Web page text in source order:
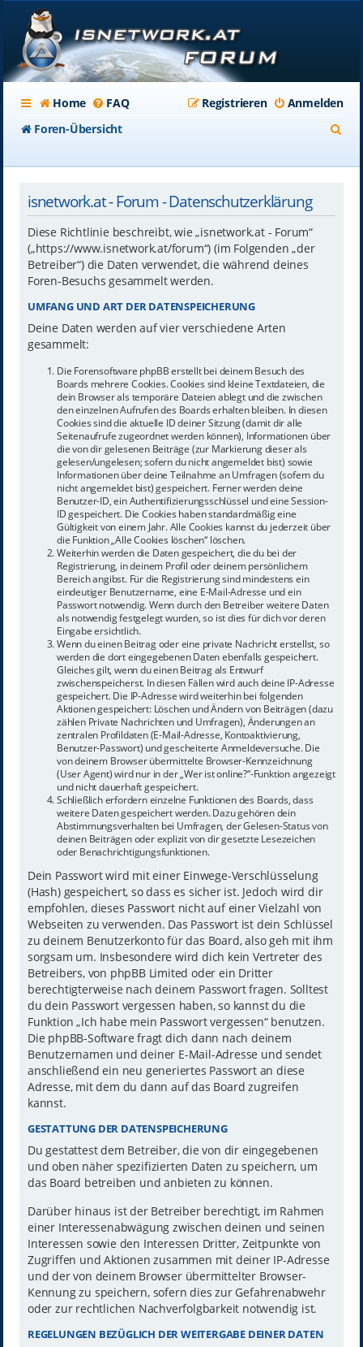
Home FAQ Anmelden
Registrieren
Foren-Übersicht
isnetwork.at - Forum - Datenschutzerklärung
Diese Richtlinie beschreibt, wie „isnetwork.at - Forum“
(„https://www.isnetwork.at/forum“) (im Folgenden „der
Betreiber“) die Daten verwendet, die während deines
Foren-Besuchs gesammelt werden.
UMFANG UND ART DER DATENSPEICHERUNG
Deine Daten werden auf vier verschiedene Arten
gesammelt:
Die Forensoftware phpBB erstellt bei deinem Besuch des
Boards mehrere Cookies. Cookies sind kleine Textdateien, die
dein Browser als temporäre Dateien ablegt und die zwischen
den einzelnen Aufrufen des Boards erhalten bleiben. In diesen
Cookies sind die aktuelle ID deiner Sitzung (damit dir alle
Seitenaufrufe zugeordnet werden können), Informationen über
die von dir gelesenen Beiträge (zur Markierung dieser als
gelesen/ungelesen; sofern du nicht angemeldet bist) sowie
Informationen über deine Teilnahme an Umfragen (sofern du
nicht angemeldet bist) gespeichert. Ferner werden deine
Benutzer-ID, ein Authentifizierungsschlüssel und eine Session-
ID gespeichert. Die Cookies haben standardmäßig eine
Gültigkeit von einem Jahr. Alle Cookies kannst du jederzeit über
die Funktion „Alle Cookies löschen“ löschen.
Weiterhin werden die Daten gespeichert, die du bei der
Registrierung, in deinem Profil oder deinem persönlichem
Bereich angibst. Für die Registrierung sind mindestens ein
eindeutiger Benutzername, eine E-Mail-Adresse und ein
Passwort notwendig. Wenn durch den Betreiber weitere Daten
als notwendig festgelegt wurden, so ist dies für dich vor deren
Eingabe ersichtlich.
Wenn du einen Beitrag oder eine private Nachricht erstellst, so
werden die dort eingegebenen Daten ebenfalls gespeichert.
Gleiches gilt, wenn du einen Beitrag als Entwurf
zwischenspeicherst. In diesen Fällen wird auch deine IP-Adresse
gespeichert. Die IP-Adresse wird weiterhin bei folgenden
Aktionen gespeichert: Löschen und Ändern von Beiträgen (dazu
zählen Private Nachrichten und Umfragen), Änderungen an
zentralen Profildaten (E-Mail-Adresse, Kontoaktivierung,
Benutzer-Passwort) und gescheiterte Anmeldeversuche. Die
von deinem Browser übermittelte Browser-Kennzeichnung
(User Agent) wird nur in der „Wer ist online?“-Funktion angezeigt
und nicht dauerhaft gespeichert.
Schließlich erfordern einzelne Funktionen des Boards, dass
weitere Daten gespeichert werden. Dazu gehören dein
Abstimmungsverhalten bei Umfragen, der Gelesen-Status von
deinen Beiträgen oder explizit von dir gesetzte Lesezeichen
oder Benachrichtigungsfunktionen.
Dein Passwort wird mit einer Einwege-Verschlüsselung
(Hash) gespeichert, so dass es sicher ist. Jedoch wird dir
empfohlen, dieses Passwort nicht auf einer Vielzahl von
Webseiten zu verwenden. Das Passwort ist dein Schlüssel
zu deinem Benutzerkonto für das Board, also geh mit ihm
sorgsam um. Insbesondere wird dich kein Vertreter des
Betreibers, von phpBB Limited oder ein Dritter
berechtigterweise nach deinem Passwort fragen. Solltest
du dein Passwort vergessen haben, so kannst du die
Funktion „Ich habe mein Passwort vergessen“ benutzen.
Die phpBB-Software fragt dich dann nach deinem
Benutzernamen und deiner E-Mail-Adresse und sendet
anschließend ein neu generiertes Passwort an diese
Adresse, mit dem du dann auf das Board zugreifen
kannst.
GESTATTUNG DER DATENSPEICHERUNG
Du gestattest dem Betreiber, die von dir eingegebenen
und oben näher spezifizierten Daten zu speichern, um
das Board betreiben und anbieten zu können.
Darüber hinaus ist der Betreiber berechtigt, im Rahmen
einer Interessenabwägung zwischen deinen und seinen
Interessen sowie den Interessen Dritter, Zeitpunkte von
Zugriffen und Aktionen zusammen mit deiner IP-Adresse
und der von deinem Browser übermittelter Browser-
Kennung zu speichern, sofern dies zur Gefahrenabwehr
oder zur rechtlichen Nachverfolgbarkeit notwendig ist.
REGELUNGEN BEZÜGLICH DER WEITERGABE DEINER DATEN